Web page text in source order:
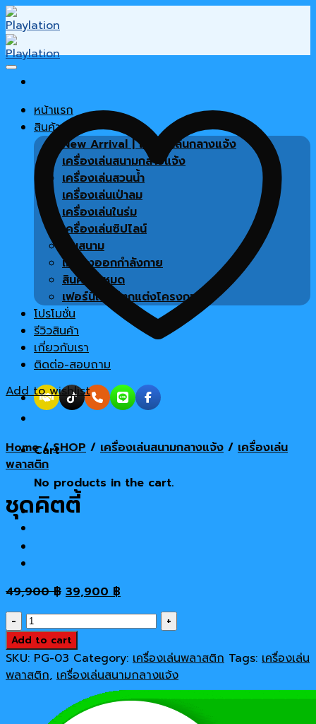
Skip
to
content
หน้าแรก
สินค้า
New Arrival | เครื่องเล่นกลางแจ้ง
เครื่องเล่นสนามกลางแจ้ง
เครื่องเล่นสวนน้ำ
เครื่องเล่นเป่าลม
เครื่องเล่นในร่ม
เครื่องเล่นซิปไลน์
พื้นสนาม
เครื่องออกกำลังกาย
สินค้าทั้งหมด
เฟอร์นิเจอร์ตกแต่งโครงการ
โปรโมชั่น
รีวิวสินค้า
เกี่ยวกับเรา
ติดต่อ-สอบถาม
Cart
No products in the cart.
Add to wishlist
Home / SHOP / เครื่องเล่นสนามกลางแจ้ง / เครื่องเล่น
พลาสติก
ชุดคิตตี้
49,900฿ Original
was:
49,900 ฿.
39,900฿
is:
ชุด
คิต
ตี้
quantity
Add to cart
SKU: PG-03 Category: เครื่องเล่นพลาสติก Tags: เครื่องเล่น
พลาสติก, เครื่องเล่นสนามกลางแจ้ง